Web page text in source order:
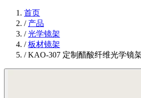
首页
/ 产品
/光学镜架
/板材镜架
/KAO-307 定制醋酸纤维光学镜